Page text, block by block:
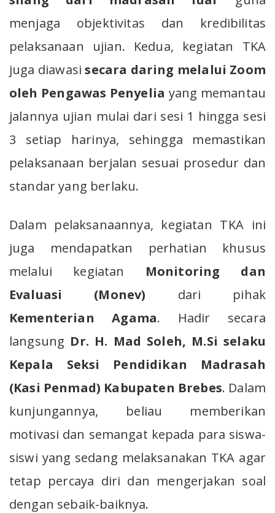
menjaga objektivitas dan kredibilitas
pelaksanaan ujian. Kedua, kegiatan TKA
juga diawasisecara daring melalui Zoom
oleh Pengawas Penyelia yang memantau
jalannya ujian mulai dari sesi 1 hingga sesi
3 setiap harinya, sehingga memastikan
pelaksanaan berjalan sesuai prosedur dan
standar yang berlaku.
Dalam pelaksanaannya, kegiatan TKA ini
juga mendapatkan perhatian khusus
melalui kegiatan Monitoring dan
Evaluasi (Monev) dari pihak
Kementerian Agama. Hadir secara
langsung Dr. H. Mad Soleh, M.Si selaku
Kepala Seksi Pendidikan Madrasah
(Kasi Penmad) Kabupaten Brebes. Dalam
kunjungannya, beliau memberikan
motivasi dan semangat kepada para siswa-
siswi yang sedang melaksanakan TKA agar
tetap percaya diri dan mengerjakan soal
dengan sebaik-baiknya.